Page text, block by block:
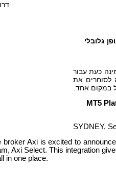
גלובלי
כעת עבור
לסוחרים את
במקום אחד.
MT5
SYDNEY,
broker Axi is excited to
Axi Select. This integration
in one place.